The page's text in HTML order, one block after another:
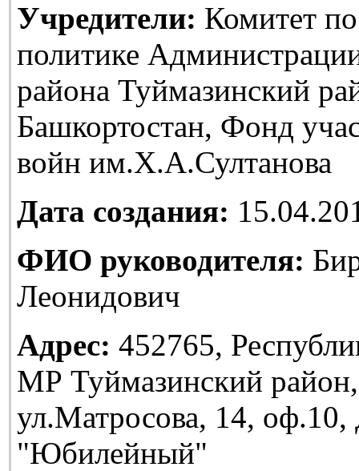
Учредители: Комитет
политике
района Туймазинский
Башкортостан, Фонд
войн им.Х.А.Султанова
Дата создания:
ФИО руководителя:
Леонидович
Адрес: 452765,
МР Туймазинский
ул.Матросова, 14,
"Юбилейный"